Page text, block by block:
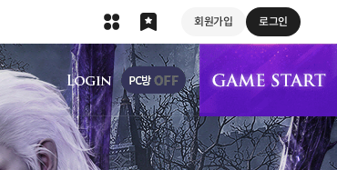
회원가입 로그인
상단 메뉴